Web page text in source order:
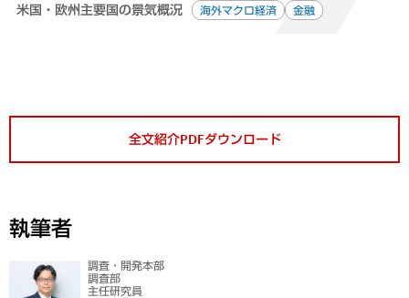
米国・欧州主要国の景気概況 海外マクロ経済 金融
全文紹介PDFダウンロード
執筆者
調査・開発本部
調査部
主任研究員